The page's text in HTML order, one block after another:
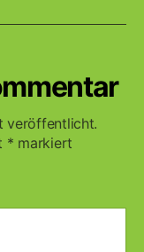
veröffentlicht.
* markiert